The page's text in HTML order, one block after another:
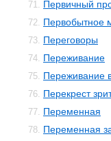
71. Первичный
72. Первобытное
73. Переговоры
74. Переживание
75. Переживание
76. Перекрест
77. Переменная
78. Переменная